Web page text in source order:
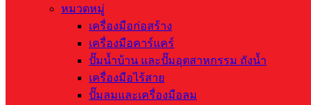
หมวดหมู่
เครื่องมือก่อสร้าง
เครื่องมือคาร์แคร์
ปั๊มน้ำบ้าน และปั๊มอุตสาหกรรม ถังน้ำ
เครื่องมือไร้สาย
ปั๊มลมและเครื่องมือลม